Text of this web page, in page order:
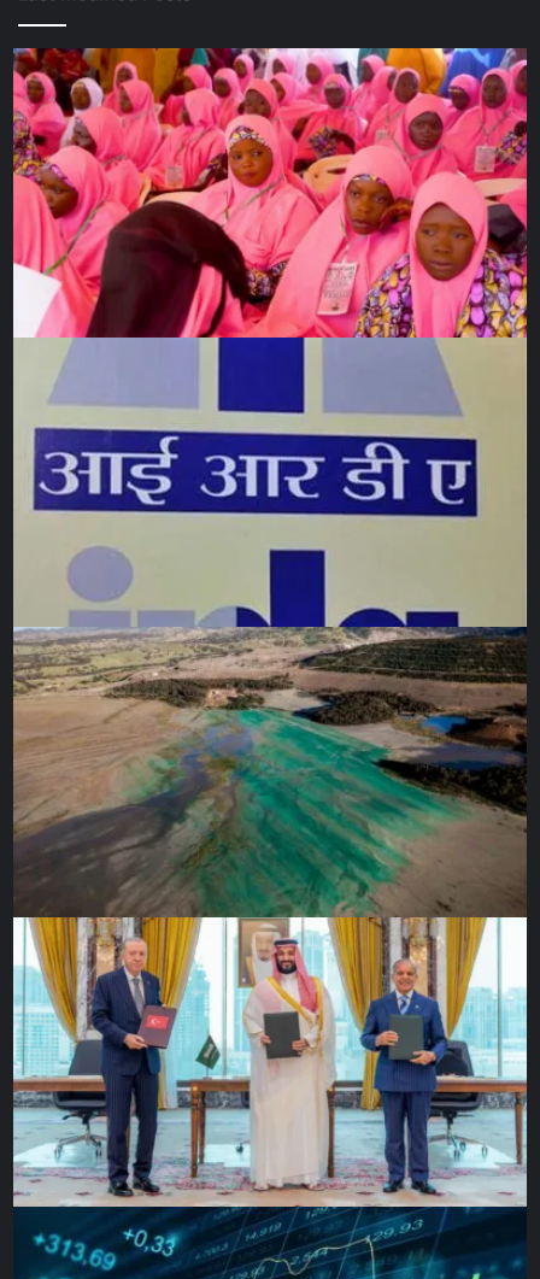
Normen
Medien sind Träger kultureller Werte und emotionaler
Codes. In Deutschland spiegeln Filme, Werbung und
Nachrichten bestimmte gesellschaftliche Normen wider,
die unsere emotionalen Reaktionen prägen.
Beispielsweise werden in der Werbung häufig Gefühle wie
Vertrauen, Freude oder Sicherheit durch bestimmte
Bildsprache vermittelt, die kulturell verankert sind.
Durch den internationalen Medienkonsum verändern sich
diese Normen allmählich. Globale Inhalte bringen neue
emotionale Codes in die deutsche Kultur ein und
beeinflussen, wie Emotionen in sozialen Interaktionen
wahrgenommen und ausgedrückt werden. Diese
Entwicklungen sind nicht nur kulturell spannend, sondern
auch gesellschaftlich relevant, da sie die Entwicklung
oder manchmal auch herausfordern.
„Medien tragen dazu bei, emotionale Normen zu formen,
die unser gesellschaftliches Miteinander bestimmen.“
Grenzen und Risiken der emotionalen
Beeinflussung
Trotz der vielfältigen positiven Aspekte birgt die
emotionale Beeinflussung durch Medien auch Risiken.
Manipulationen, etwa durch gezielte emotionale Werbung
oder Fake News, können unsere Wahrnehmung verzerren
und sogar unsere Meinungsbildung steuern. Ethik im
Medienbereich ist daher ein zentrales Thema: Wie weit
dürfen Medien gehen, um unsere Gefühle zu
beeinflussen?
Ein weiteres Risiko ist die Überstimulation, die zu
emotionaler Erschöpfung führen kann. Dauerhafte Reize,
insbesondere in sozialen Medien, können unsere
Fähigkeit zur Selbstregulation beeinträchtigen. Studien in
Deutschland zeigen, dass exzessiver Medienkonsum mit
erhöhten Raten an Angststörungen und Depressionen
verbunden ist.